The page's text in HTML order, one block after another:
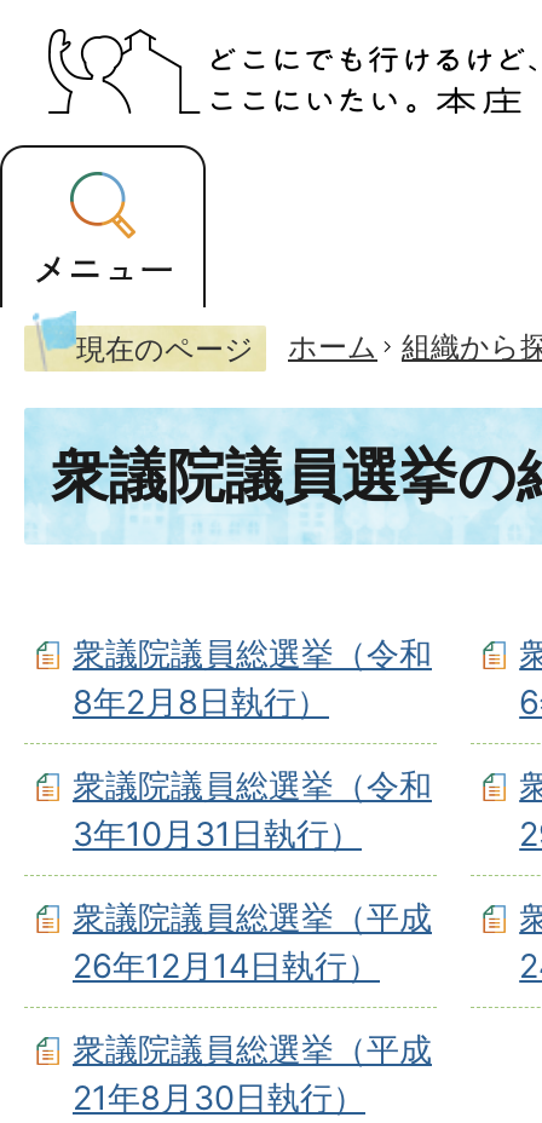
現在のページ ホーム 組織から
衆議院議員選挙の
衆議院議員総選挙（令和
8年2月8日執行）
衆議院議員総選挙（令和
3年10月31日執行）
衆議院議員総選挙（平成
26年12月14日執行）
衆議院議員総選挙（平成
21年8月30日執行）